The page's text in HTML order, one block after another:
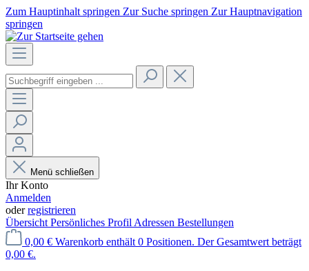
Zum Hauptinhalt springen Zur Suche springen Zur Hauptnavigation
springen
Menü schließen
Ihr Konto
Anmelden
oderregistrieren
Übersicht Persönliches Profil Adressen Bestellungen
0,00 € Warenkorb enthält 0 Positionen. Der Gesamtwert beträgt
0,00 €.